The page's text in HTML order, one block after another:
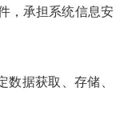
，承担系统信息安
据获取、存储、